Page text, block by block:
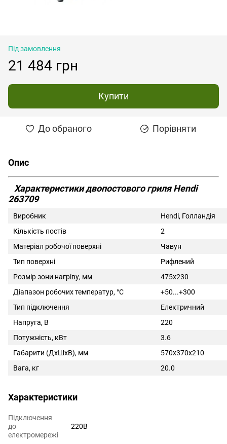
Під замовлення
21 484 грн
Купити
До обраного Порівняти
Опис
Характеристики двопостового гриля Hendi
263709
Виробник
Hendi, Голландія
Кількість постів
2
Матеріал робочої поверхні
Чавун
Тип поверхні
Рифлений
Розмір зони нагріву, мм
475x230
Діапазон робочих температур, °C
+50...+300
Тип підключення
Електричний
Напруга, В
220
Потужність, кВт
3.6
Габарити (ДхШхВ), мм
570x370x210
Вага, кг
20.0
Характеристики
Підключення
до
електромережі
220В